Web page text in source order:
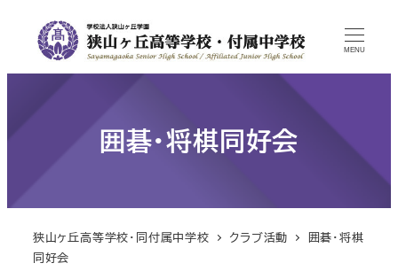
MENU
囲碁・将棋同好会
狭山ヶ丘高等学校・同付属中学校 クラブ活動
囲碁・将棋
同好会